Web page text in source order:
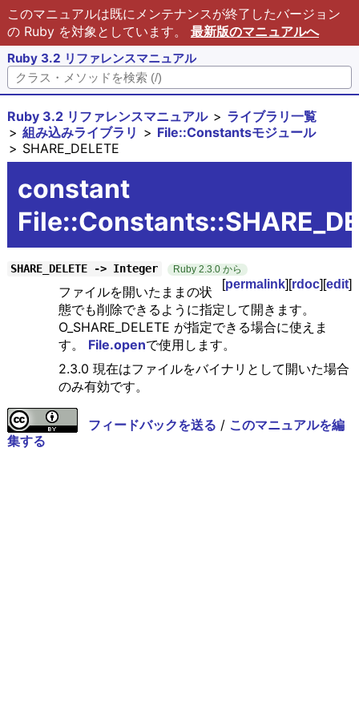
このマニュアルは既にメンテナンスが終了したバージョン
の Ruby を対象としています。 最新版のマニュアルへ
Ruby 3.2 リファレンスマニュアル
Ruby 3.2 リファレンスマニュアル
ライブラリ一覧
組み込みライブラリ
File::Constantsモジュール
SHARE_DELETE
constant
SHARE_DELETE -> Integer Ruby 2.3.0 から
[permalink][rdoc][edit]
ファイルを開いたままの状
態でも削除できるように指定して開きます。
O_SHARE_DELETE が指定できる場合に使えま
す。 File.openで使用します。
2.3.0 現在はファイルをバイナリとして開いた場合
のみ有効です。
フィードバックを送る / このマニュアルを編
集する